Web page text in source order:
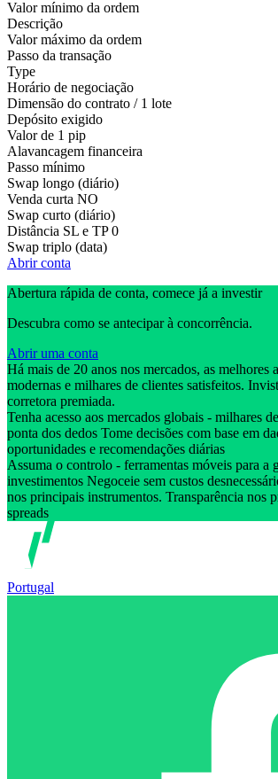
Valor mínimo da ordem
Descrição
Valor máximo da ordem
Passo da transação
Type
Horário de negociação
Dimensão do contrato / 1 lote
Depósito exigido
Valor de 1 pip
Alavancagem financeira
Passo mínimo
Swap longo (diário)
Venda curta NO
Swap curto (diário)
Distância SL e TP 0
Swap triplo (data)
Abrir conta
Abertura rápida de conta, comece já a investir
Descubra como se antecipar à concorrência.
Abrir uma conta
Há mais de 20 anos nos mercados, as melhores
modernas e milhares de clientes satisfeitos.
corretora premiada.
Tenha acesso aos mercados globais - milhares
ponta dos dedos Tome decisões com base em
oportunidades e recomendações diárias
Assuma o controlo - ferramentas móveis para a
investimentos Negoceie sem custos
nos principais instrumentos. Transparência nos
spreads
Portugal